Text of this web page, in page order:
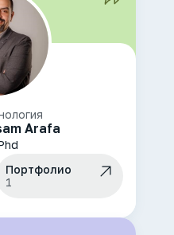
Arafa
Портфолио
1